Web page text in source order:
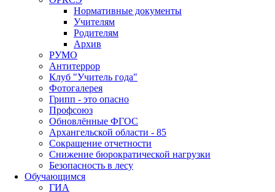
Нормативные документы
Учителям
Родителям
Архив
РУМО
Антитеррор
Клуб "Учитель года"
Фотогалерея
Грипп - это опасно
Профсоюз
Обновлённые ФГОС
Архангельской области - 85
Сокращение отчетности
Снижение бюрократической нагрузки
Безопасность в лесу
Обучающимся
ГИА